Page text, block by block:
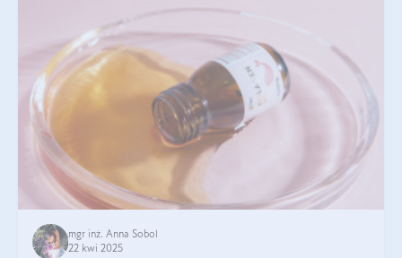
mgr inż. Anna Sobol
22 kwi 2025